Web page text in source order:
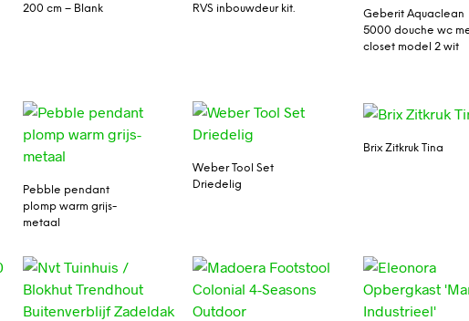
200 cm – Blank
RVS inbouwdeur kit.
Geberit Aquaclean
5000 douche wc
closet model 2 wit
Pebble pendant
plomp warm grijs-
metaal
Weber Tool Set
Driedelig
Brix Zitkruk Tina